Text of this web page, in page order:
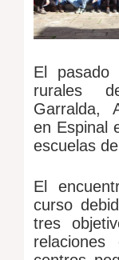
El
rurales
Garralda,
en Espinal
escuelas
El
curso
tres